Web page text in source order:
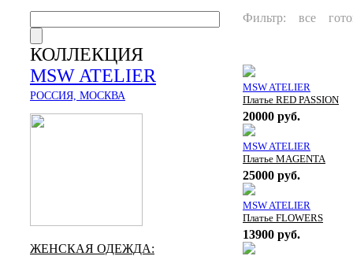
КОЛЛЕКЦИЯ
MSW ATELIER
РОССИЯ, МОСКВА
ЖЕНСКАЯ ОДЕЖДА:
Фильтр: все
MSW ATELIER
Платье RED PASSION
20000 руб.
MSW ATELIER
Платье MAGENTA
25000 руб.
MSW ATELIER
Платье FLOWERS
13900 руб.